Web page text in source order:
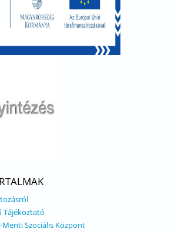
Tájékoztató
Szociális Központ